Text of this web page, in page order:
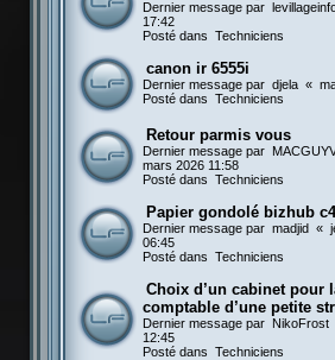
Dernier message par
17:42
Posté dans Techniciens
canon ir 6555i
Dernier message par djela «
Posté dans Techniciens
Retour parmis vous
Dernier message par
mars 2026 11:58
Posté dans Techniciens
Papier gondolé bizhub
Dernier message par madjid «
06:45
Posté dans Techniciens
Choix d’un cabinet pour
comptable d’une petite
Dernier message par NikoFrost
12:45
Posté dans Techniciens